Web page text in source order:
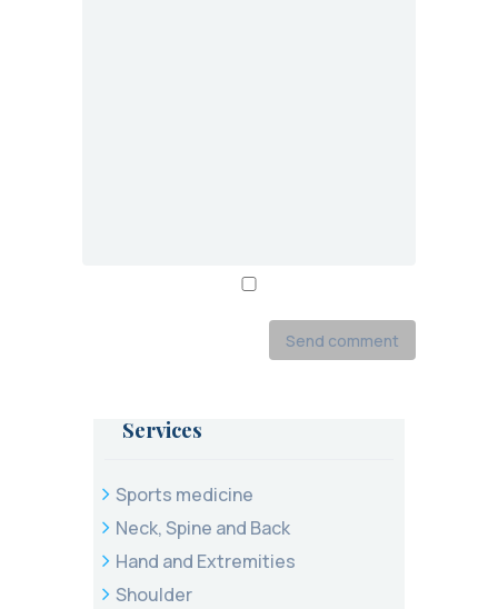
Services
Sports medicine
Neck, Spine and Back
Hand and Extremities
Shoulder